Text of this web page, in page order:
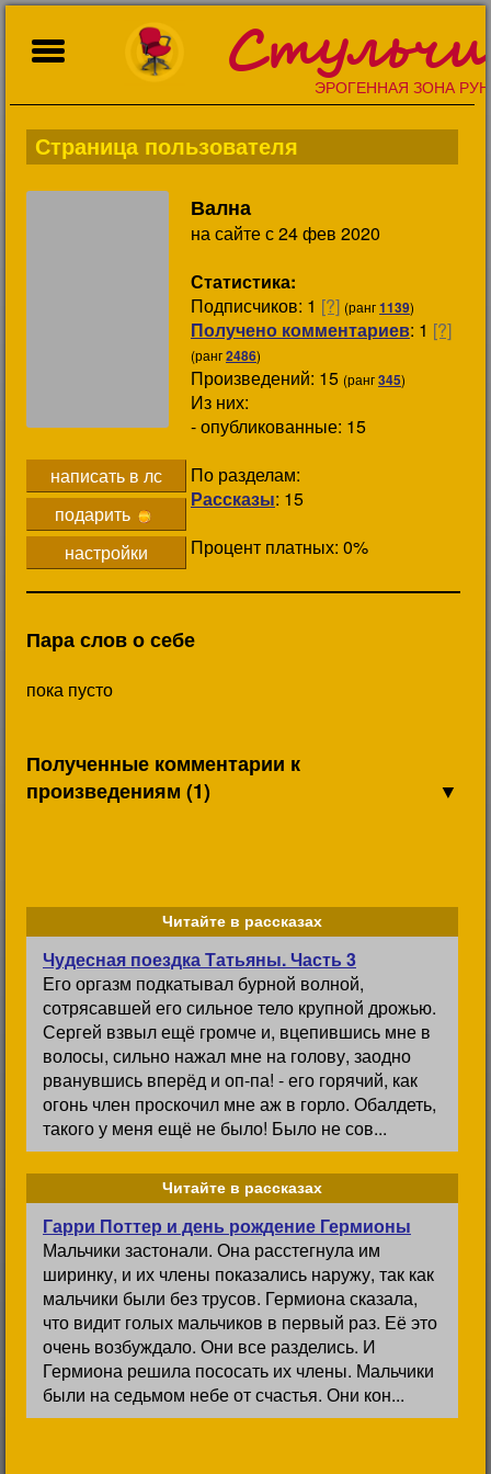
ЭРОГЕННАЯ ЗОНА
Страница пользователя
написать в лс
подарить
настройки
Вална
на сайте с 24 фев 2020
Статистика:
Подписчиков: 1 [?] (ранг1139)
Получено комментариев: 1 [?]
(ранг2486)
Произведений: 15 (ранг345)
Из них:
- опубликованные: 15
По разделам:
Рассказы: 15
Процент платных: 0%
Пара слов о себе
пока пусто
Полученные комментарии к
произведениям (1)
▼
Читайте в рассказах
Чудесная поездка Татьяны. Часть 3
Его оргазм подкатывал бурной волной,
сотрясавшей его сильное тело крупной дрожью.
Сергей взвыл ещё громче и, вцепившись мне в
волосы, сильно нажал мне на голову, заодно
рванувшись вперёд и оп-па! - его горячий, как
огонь член проскочил мне аж в горло. Обалдеть,
такого у меня ещё не было! Было не сов...
Читайте в рассказах
Гарри Поттер и день рождение Гермионы
Мальчики застонали. Она расстегнула им
ширинку, и их члены показались наружу, так как
мальчики были без трусов. Гермиона сказала,
что видит голых мальчиков в первый раз. Её это
очень возбуждало. Они все разделись. И
Гермиона решила пососать их члены. Мальчики
были на седьмом небе от счастья. Они кон...